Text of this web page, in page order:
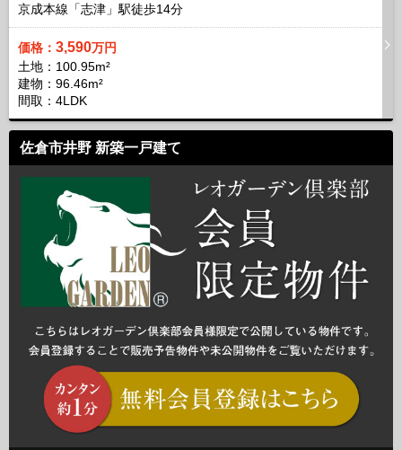
京成本線「志津」駅徒歩14分
価格： 3,590万円
土地：100.95m²
建物：96.46m²
間取：4LDK
佐倉市井野 新築一戸建て